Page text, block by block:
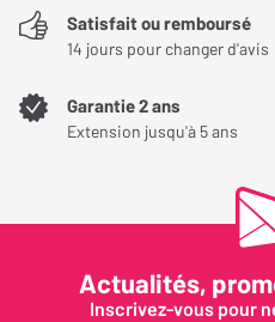
Satisfait ou remboursé
14 jours pour changer d'avis
Garantie 2 ans
Extension jusqu'à 5 ans
Actualités,
Inscrivez-vous pour